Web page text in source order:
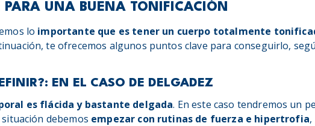
PARA UNA BUENA TONIFICACIÓN
lo importante que es tener un cuerpo totalmente
te ofrecemos algunos puntos clave para conseguirlo,
EN EL CASO DE DELGADEZ
es flácida y bastante delgada. En este caso tendremos un
debemos empezar con rutinas de fuerza e hipertrofia